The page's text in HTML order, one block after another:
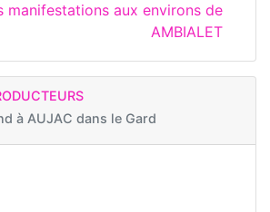
manifestations aux environs de
AMBIALET
à AUJAC dans le Gard